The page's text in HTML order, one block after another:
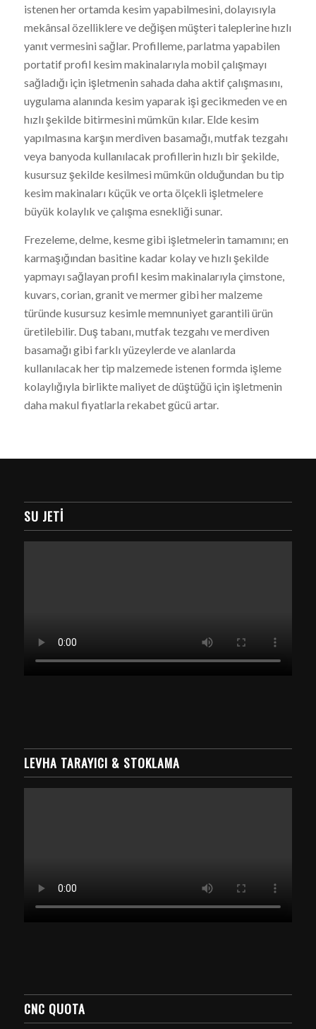
istenen her ortamda kesim yapabilmesini, dolayısıyla
mekânsal özelliklere ve değişen müşteri taleplerine hızlı
yanıt vermesini sağlar. Profilleme, parlatma yapabilen
portatif profil kesim makinalarıyla mobil çalışmayı
sağladığı için işletmenin sahada daha aktif çalışmasını,
uygulama alanında kesim yaparak işi gecikmeden ve en
hızlı şekilde bitirmesini mümkün kılar. Elde kesim
yapılmasına karşın merdiven basamağı, mutfak tezgahı
veya banyoda kullanılacak profillerin hızlı bir şekilde,
kusursuz şekilde kesilmesi mümkün olduğundan bu tip
kesim makinaları küçük ve orta ölçekli işletmelere
büyük kolaylık ve çalışma esnekliği sunar.
Frezeleme, delme, kesme gibi işletmelerin tamamını; en
karmaşığından basitine kadar kolay ve hızlı şekilde
yapmayı sağlayan profil kesim makinalarıyla çimstone,
kuvars, corian, granit ve mermer gibi her malzeme
türünde kusursuz kesimle memnuniyet garantili ürün
üretilebilir. Duş tabanı, mutfak tezgahı ve merdiven
basamağı gibi farklı yüzeylerde ve alanlarda
kullanılacak her tip malzemede istenen formda işleme
kolaylığıyla birlikte maliyet de düştüğü için işletmenin
daha makul fiyatlarla rekabet gücü artar.
SU JETI
LEVHA TARAYICI & STOKLAMA
CNC QUOTA